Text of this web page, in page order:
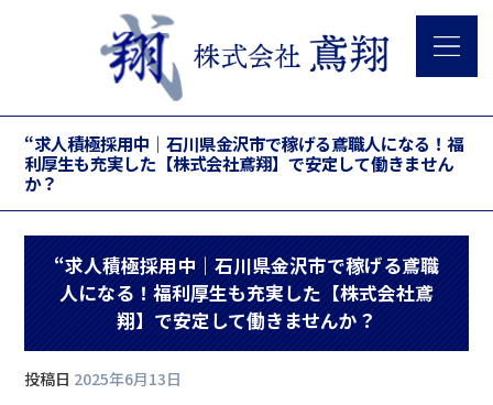
“求人積極採用中｜石川県金沢市で稼げる鳶職人になる！福
利厚生も充実した【株式会社鳶翔】で安定して働きません
か？
“求人積極採用中｜石川県金沢市で稼げる鳶職
人になる！福利厚生も充実した【株式会社鳶
翔】で安定して働きませんか？
投稿日 2025年6月13日